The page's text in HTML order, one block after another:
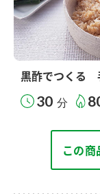
黒酢でつくる
30 分
この商